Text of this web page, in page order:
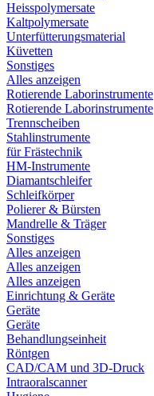
Heisspolymersate
Kaltpolymersate
Unterfütterungsmaterial
Küvetten
Sonstiges
Alles anzeigen
Rotierende Laborinstrumente
Rotierende Laborinstrumente
Trennscheiben
Stahlinstrumente
für Frästechnik
HM-Instrumente
Diamantschleifer
Schleifkörper
Polierer & Bürsten
Mandrelle & Träger
Sonstiges
Alles anzeigen
Alles anzeigen
Alles anzeigen
Einrichtung & Geräte
Geräte
Geräte
Behandlungseinheit
Röntgen
CAD/CAM und 3D-Druck
Intraoralscanner